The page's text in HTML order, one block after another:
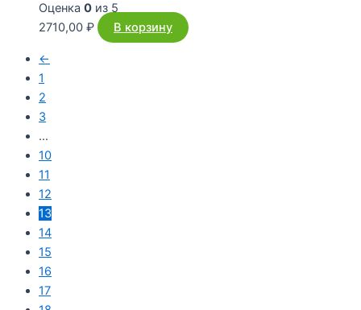
Оценка 0 из 5
2710,00 ₽ В корзину
←
1
2
3
…
10
11
12
13
14
15
16
17